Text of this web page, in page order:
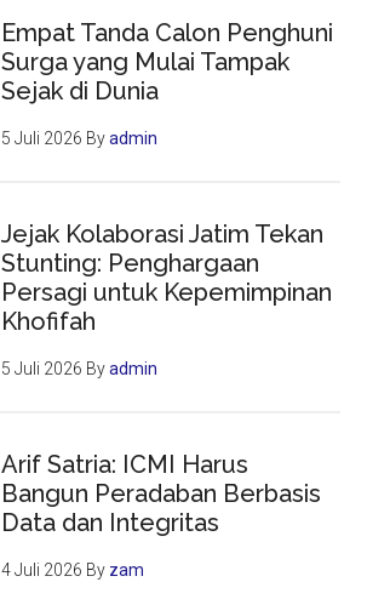
Empat Tanda Calon Penghuni
Surga yang Mulai Tampak
Sejak di Dunia
5 Juli 2026 Byadmin
Jejak Kolaborasi Jatim Tekan
Stunting: Penghargaan
Persagi untuk Kepemimpinan
Khofifah
5 Juli 2026 Byadmin
Arif Satria: ICMI Harus
Bangun Peradaban Berbasis
Data dan Integritas
4 Juli 2026 By zam